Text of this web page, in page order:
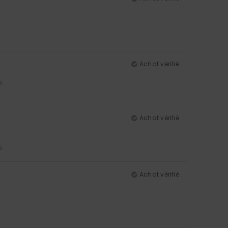
Achat vérifié
Achat vérifié
Achat vérifié